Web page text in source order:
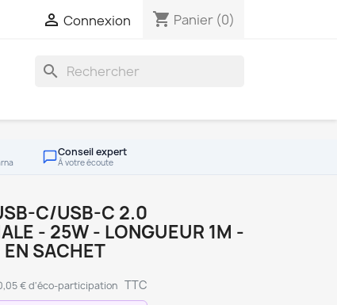
 Connexion shopping_cart Panier (0)
search
Conseil expert
À votre écoute
C/USB-C 2.0
- 25W - LONGUEUR 1M -
SACHET
€ d'éco-participation TTC